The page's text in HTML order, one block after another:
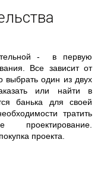
- в первую
Все зависит от
один из двух
или найти в
банька для своей
тратить
проекта.